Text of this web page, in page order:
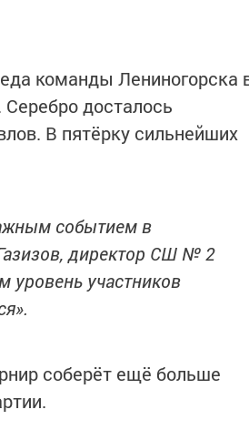
команды Лениногорска
досталось
В пятёрку сильнейших
событием в
директор СШ № 2
участников
соберёт ещё больше